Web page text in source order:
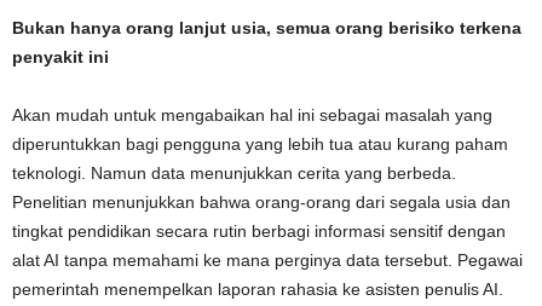
Bukan hanya orang lanjut usia, semua orang berisiko terkena
penyakit ini
Akan mudah untuk mengabaikan hal ini sebagai masalah yang
diperuntukkan bagi pengguna yang lebih tua atau kurang paham
teknologi. Namun data menunjukkan cerita yang berbeda.
Penelitian menunjukkan bahwa orang-orang dari segala usia dan
tingkat pendidikan secara rutin berbagi informasi sensitif dengan
alat AI tanpa memahami ke mana perginya data tersebut. Pegawai
pemerintah menempelkan laporan rahasia ke asisten penulis AI.